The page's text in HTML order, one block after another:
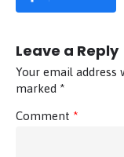
Leave a Reply
Your email address
marked *
Comment *